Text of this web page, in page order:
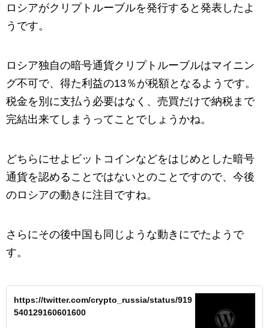
ロシアがクリプトルーブルを発行すると発表したよ
うです。
ロシア独自の暗号通貨クリプトルーブルはマイニン
グ不可で、得た利益の13％が税額となるようです。
税金を別に支払う必要はなく、売買だけで納税まで
完結出来てしまうってことでしょうかね。
どちらにせよビットコインなどをはじめとした暗号
通貨を認めることではないとのことですので、今後
のロシアの動きに注目ですね。
さらにその後中国も同じような動きにでたようで
す。
https://twitter.com/crypto_russia/status/919
540129160601600